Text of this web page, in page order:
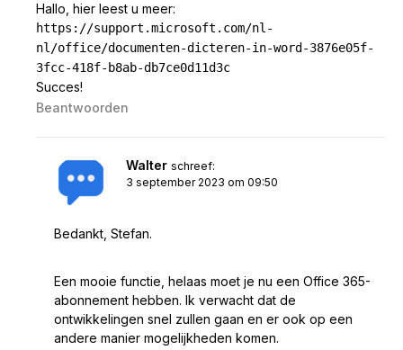
Hallo, hier leest u meer:
https://support.microsoft.com/nl-
nl/office/documenten-dicteren-in-word-3876e05f-
3fcc-418f-b8ab-db7ce0d11d3c
Succes!
Beantwoorden
Walter schreef:
3 september 2023 om 09:50
Bedankt, Stefan.
Een mooie functie, helaas moet je nu een Office 365-
abonnement hebben. Ik verwacht dat de
ontwikkelingen snel zullen gaan en er ook op een
andere manier mogelijkheden komen.